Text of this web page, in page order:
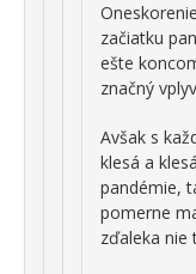
začiatku
ešte
značný
Avšak s
klesá a
pandémie,
pomerne
zďaleka nie